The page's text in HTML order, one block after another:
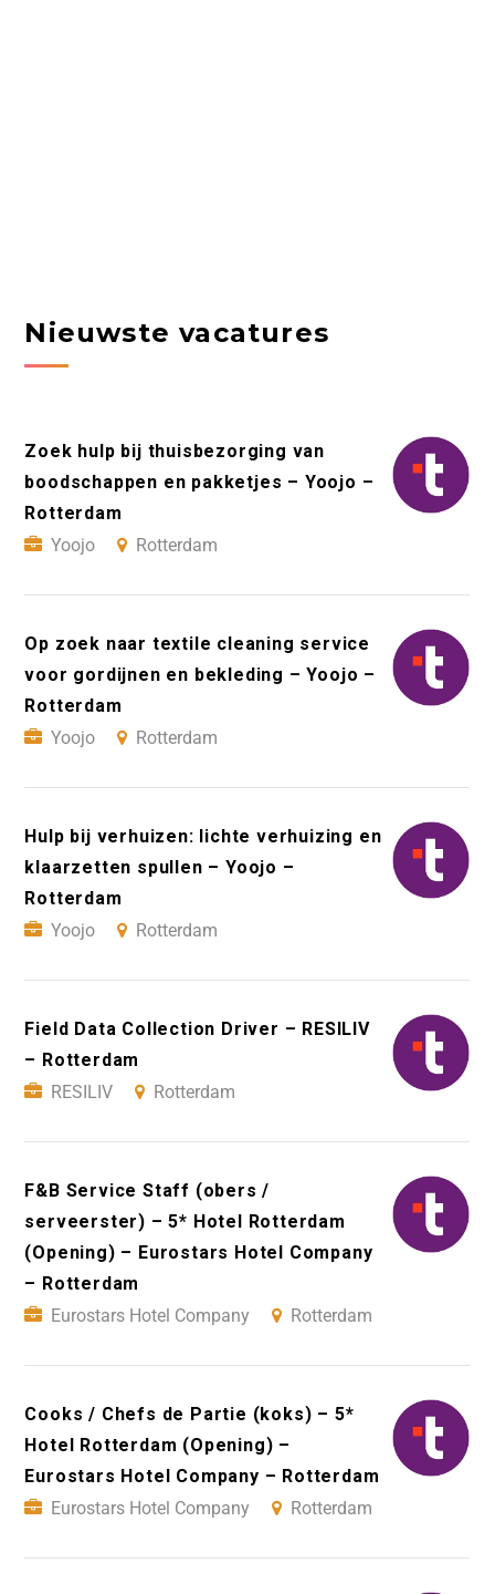
Nieuwste vacatures
Zoek hulp bij thuisbezorging van
boodschappen en pakketjes – Yoojo –
Rotterdam
Yoojo
Rotterdam
Op zoek naar textile cleaning service
voor gordijnen en bekleding – Yoojo –
Rotterdam
Yoojo
Rotterdam
Hulp bij verhuizen: lichte verhuizing en
klaarzetten spullen – Yoojo –
Rotterdam
Yoojo
Rotterdam
Field Data Collection Driver – RESILIV
– Rotterdam
RESILIV
Rotterdam
F&B Service Staff (obers /
serveerster) – 5* Hotel Rotterdam
(Opening) – Eurostars Hotel Company
– Rotterdam
Eurostars Hotel Company
Rotterdam
Cooks / Chefs de Partie (koks) – 5*
Hotel Rotterdam (Opening) –
Eurostars Hotel Company – Rotterdam
Eurostars Hotel Company
Rotterdam